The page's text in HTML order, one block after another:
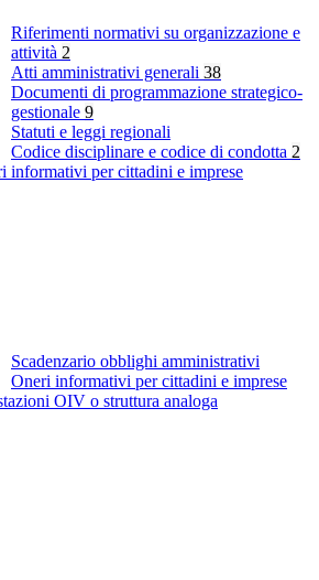
Riferimenti normativi su organizzazione e
attività 2
Atti amministrativi generali 38
Documenti di programmazione strategico-
gestionale 9
Statuti e leggi regionali
Codice disciplinare e codice di condotta 2
informativi per cittadini e imprese
Scadenzario obblighi amministrativi
Oneri informativi per cittadini e imprese
OIV o struttura analoga